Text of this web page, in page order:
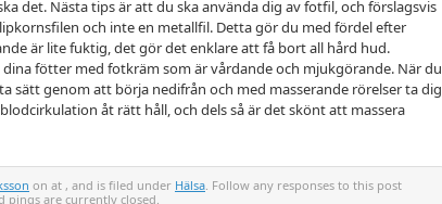
det. Nästa tips är att du ska använda dig av fotfil, och förslagsvis
och inte en metallfil. Detta gör du med fördel efter
är lite fuktig, det gör det enklare att få bort all hård hud.
dina fötter med fotkräm som är vårdande och mjukgörande. När du
sätt genom att börja nedifrån och med masserande rörelser ta dig
åt rätt håll, och dels så är det skönt att massera
on at , and is filed under Hälsa . Follow any responses to this post
pings are currently closed.